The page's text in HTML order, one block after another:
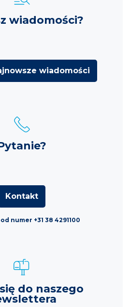
wiadomości?
wiadomości
Kontakt
numer +31 38 4291100
do naszego